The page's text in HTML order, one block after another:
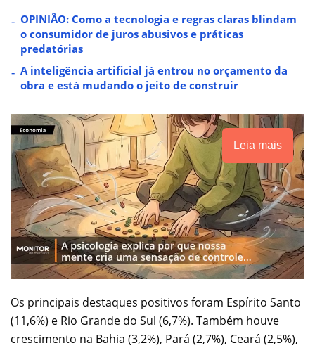
OPINIÃO: Como a tecnologia e regras claras blindam
o consumidor de juros abusivos e práticas
predatórias
A inteligência artificial já entrou no orçamento da
obra e está mudando o jeito de construir
Leia mais
Os principais destaques positivos foram Espírito Santo
(11,6%) e Rio Grande do Sul (6,7%). Também houve
crescimento na Bahia (3,2%), Pará (2,7%), Ceará (2,5%),